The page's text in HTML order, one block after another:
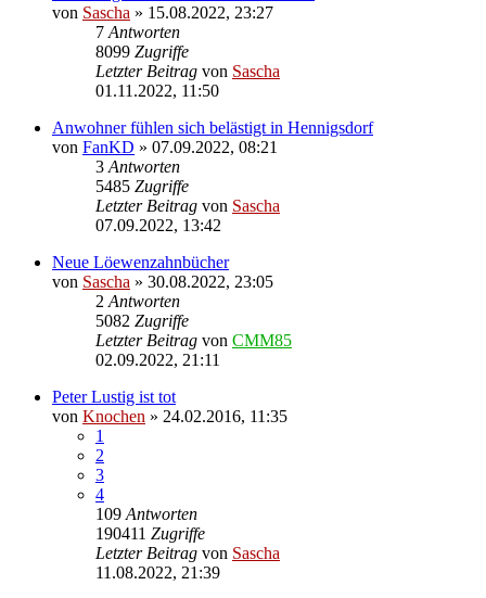
von Sascha » 15.08.2022, 23:27
7 Antworten
8099 Zugriffe
Letzter Beitrag von Sascha
01.11.2022, 11:50
Anwohner fühlen sich belästigt in Hennigsdorf
von FanKD » 07.09.2022, 08:21
3 Antworten
5485 Zugriffe
Letzter Beitrag von Sascha
07.09.2022, 13:42
Neue Löewenzahnbücher
von Sascha » 30.08.2022, 23:05
2 Antworten
5082 Zugriffe
Letzter Beitrag von CMM85
02.09.2022, 21:11
Peter Lustig ist tot
von Knochen » 24.02.2016, 11:35
1
2
3
4
109 Antworten
190411 Zugriffe
Letzter Beitrag von Sascha
11.08.2022, 21:39